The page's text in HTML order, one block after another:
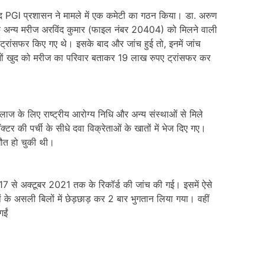
प्रशासन ने मामले में एक कमेटी का गठन किया। डा. अरुण
अन्य मरीज अरविंद कुमार (फाइल नंबर 20404) को मिलने वाली
किए गए थे। इसके बाद और जांच हुई तो, इनमें जांच
खुद को मरीज का परिवार बताकर 19 लाख रुपए ट्रांसफर कर
के लिए राष्ट्रीय आरोग्य निधि और अन्य संस्थाओं से मिले
की पर्ची के सीधे दवा विक्रेताओं के खातों में भेज दिए गए।
हो चुकी थी।
से अक्टूबर 2021 तक के रिकॉर्ड की जांच की गई। इसमें ऐसे
असली बिलों में छेड़छाड़ कर 2 बार भुगतान लिया गया। वहीं